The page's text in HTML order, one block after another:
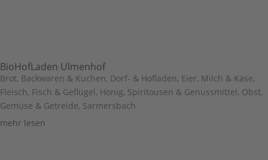
BioHofLaden Ulmenhof
Brot, Backwaren & Kuchen, Dorf- & Hofladen, Eier, Milch & Käse,
Fleisch, Fisch & Geflügel, Honig, Spiritousen & Genussmittel, Obst,
Gemüse & Getreide, Sarmersbach
mehr lesen